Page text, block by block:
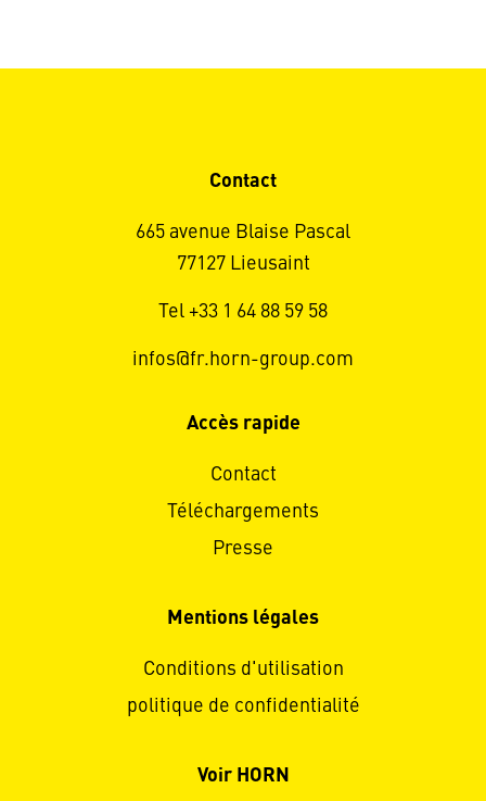
Contact
665 avenue Blaise Pascal
77127 Lieusaint
Tel +33 1 64 88 59 58
infos@fr.horn-group.com
Accès rapide
Contact
Téléchargements
Presse
Mentions légales
Conditions d'utilisation
politique de confidentialité
Voir HORN